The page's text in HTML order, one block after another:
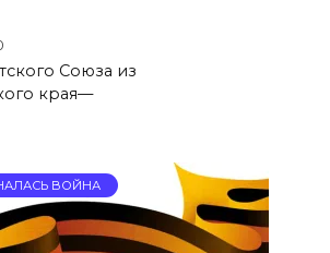
Союза из
края—
ВОЙНА